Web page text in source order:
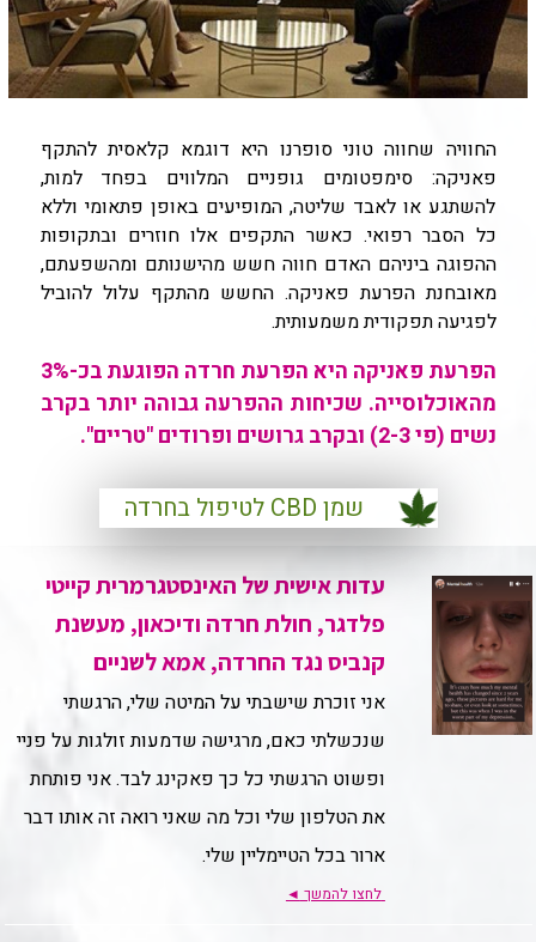
עדות אישית של האינסטגרמרית קייטי
פלדגר, חולת חרדה ודיכאון, מעשנת
קנביס נגד החרדה, אמא לשניים
אני זוכרת שישבתי על המיטה שלי, הרגשתי
שנכשלתי כאם, מרגישה שדמעות זולגות על פניי
ופשוט הרגשתי כל כך פאקינג לבד. אני פותחת
את הטלפון שלי וכל מה שאני רואה זה אותו דבר
ארור בכל הטיימליין שלי.
לחצו להמשך ◄
החוויה שחווה טוני סופרנו היא דוגמא קלאסית להתקף
פאניקה: סימפטומים גופניים המלווים בפחד למות,
להשתגע או לאבד שליטה, המופיעים באופן פתאומי וללא
כל הסבר רפואי. כאשר התקפים אלו חוזרים ובתקופות
ההפוגה ביניהם האדם חווה חשש מהישנותם ומהשפעתם,
מאובחנת הפרעת פאניקה. החשש מהתקף עלול להוביל
לפגיעה תפקודית משמעותית.
הפרעת פאניקה היא הפרעת חרדה הפוגעת בכ-3%
מהאוכלוסייה. שכיחות ההפרעה גבוהה יותר בקרב
נשים (פי 2-3) ובקרב גרושים ופרודים "טריים".
שמן CBD לטיפול בחרדה